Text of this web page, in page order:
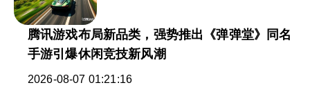
腾讯游戏布局新品类，强势推出《弹弹堂》同名
手游引爆休闲竞技新风潮
2026-08-07 01:21:16